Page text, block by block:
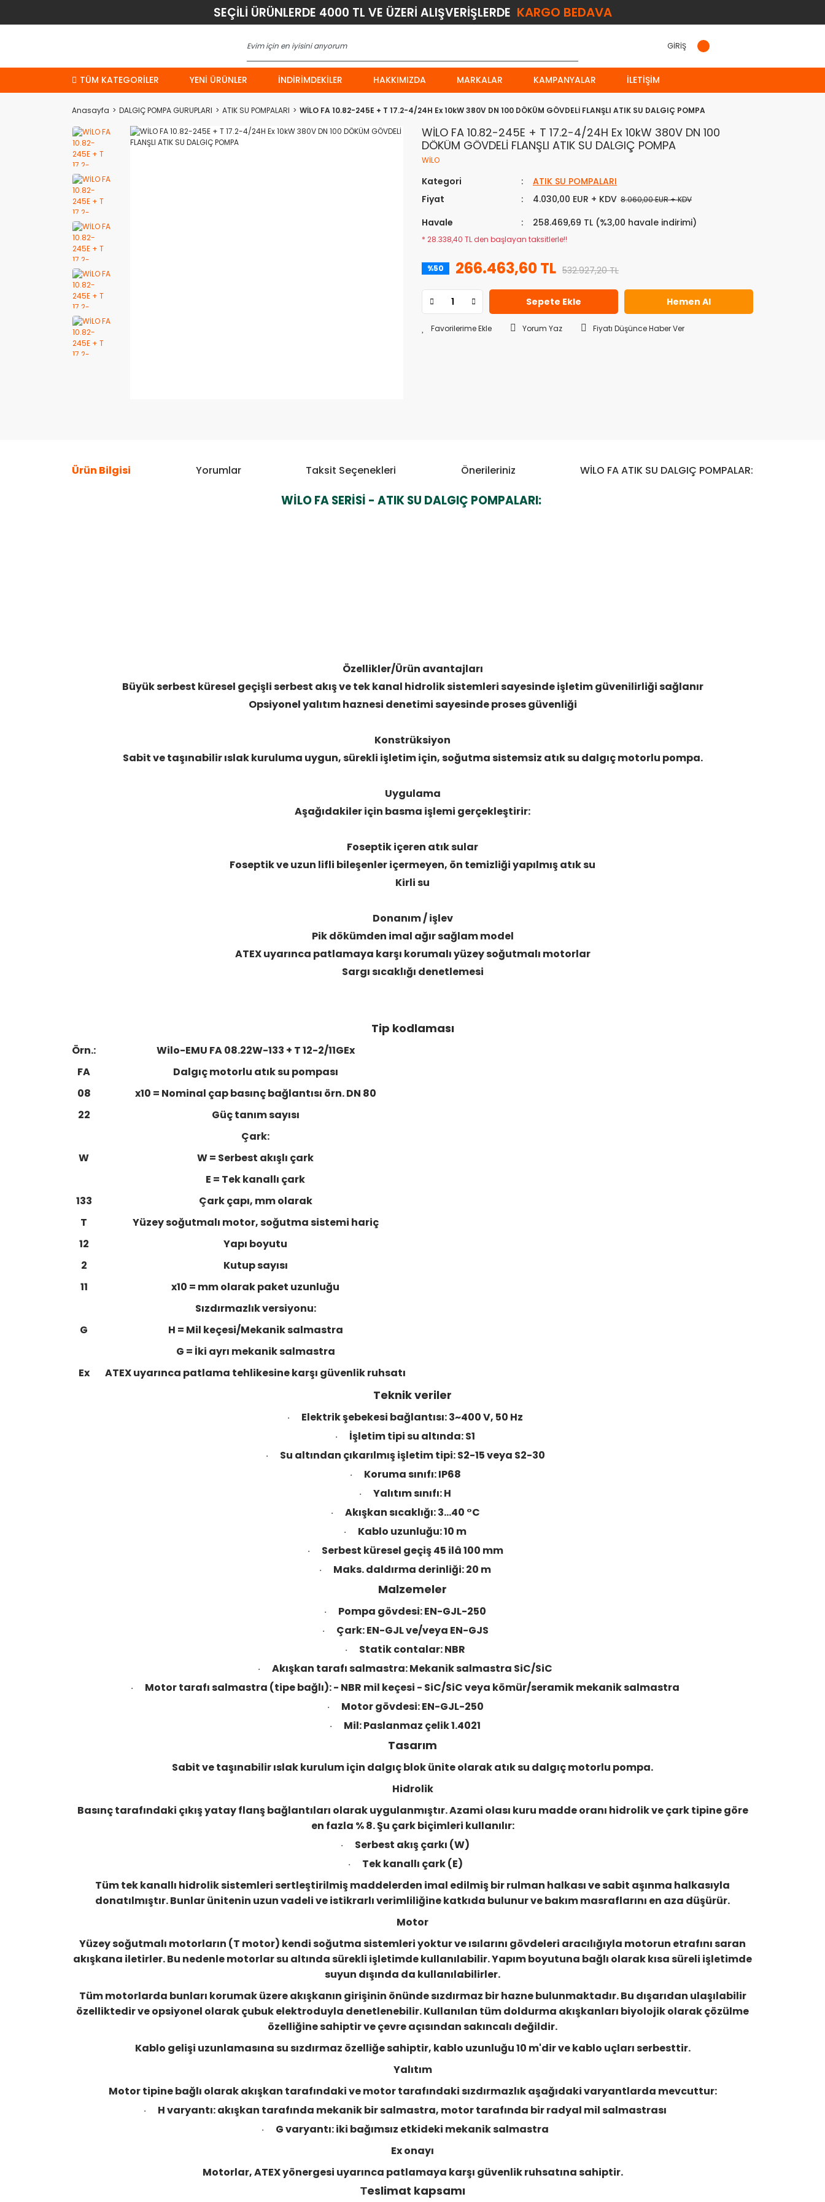
SEÇİLİ ÜRÜNLERDE 4000 TL VE ÜZERİ ALIŞVERİŞLERDE KARGO BEDAVA
GİRİŞ
TÜM KATEGORİLER YENI ÜRÜNLER İNDIRIMDEKILER HAKKIMIZDA MARKALAR KAMPANYALAR İLETIŞIM
Anasayfa DALGIÇ POMPA GURUPLARI ATIK SU POMPALARI WİLO FA 10.82-245E + T 17.2-4/24H Ex 10kW 380V DN 100 DÖKÜM GÖVDELİ FLANŞLI ATIK SU DALGIÇ POMPA
WİLO FA 10.82-245E + T 17.2-4/24H Ex 10kW 380V DN 100
DÖKÜM GÖVDELİ FLANŞLI ATIK SU DALGIÇ POMPA
WİLO
Kategori
ATIK SU POMPALARI
Fiyat
4.030,00 EUR + KDV 8.060,00 EUR + KDV
Havale 258.469,69 TL (%3,00 havale indirimi)
* 28.338,40 TL den başlayan taksitlerle!!
%50 266.463,60 TL 532.927,20 TL
Sepete Ekle Hemen Al
Yorum Yaz Fiyatı Düşünce Haber Ver
Ürün Bilgisi Yorumlar Taksit Seçenekleri Önerileriniz WİLO FA ATIK SU DALGIÇ POMPALAR:
WİLO FA SERİSİ - ATIK SU DALGIÇ POMPALARI:
Özellikler/Ürün avantajları
Büyük serbest küresel geçişli serbest akış ve tek kanal hidrolik sistemleri sayesinde işletim güvenilirliği sağlanır
Opsiyonel yalıtım haznesi denetimi sayesinde proses güvenliği
Konstrüksiyon
Sabit ve taşınabilir ıslak kuruluma uygun, sürekli işletim için, soğutma sistemsiz atık su dalgıç motorlu pompa.
Uygulama
Aşağıdakiler için basma işlemi gerçekleştirir:
Foseptik içeren atık sular
Foseptik ve uzun lifli bileşenler içermeyen, ön temizliği yapılmış atık su
Kirli su
Donanım / işlev
Pik dökümden imal ağır sağlam model
ATEX uyarınca patlamaya karşı korumalı yüzey soğutmalı motorlar
Sargı sıcaklığı denetlemesi
Tip kodlaması
Örn.:
Wilo-EMU FA 08.22W-133 + T 12-2/11GEx
FA
Dalgıç motorlu atık su pompası
08
x10 = Nominal çap basınç bağlantısı örn. DN 80
22
Güç tanım sayısı
W
Çark:
W = Serbest akışlı çark
E = Tek kanallı çark
133
Çark çapı, mm olarak
T
Yüzey soğutmalı motor, soğutma sistemi hariç
12
Yapı boyutu
2
Kutup sayısı
11
x10 = mm olarak paket uzunluğu
G
Sızdırmazlık versiyonu:
H = Mil keçesi/Mekanik salmastra
G = İki ayrı mekanik salmastra
Ex
ATEX uyarınca patlama tehlikesine karşı güvenlik ruhsatı
Teknik veriler
· Elektrik şebekesi bağlantısı: 3~400 V, 50 Hz
· İşletim tipi su altında: S1
· Su altından çıkarılmış işletim tipi: S2-15 veya S2-30
· Koruma sınıfı: IP68
· Yalıtım sınıfı: H
· Akışkan sıcaklığı: 3…40 °C
· Kablo uzunluğu: 10 m
· Serbest küresel geçiş 45 ilâ 100 mm
· Maks. daldırma derinliği: 20 m
Malzemeler
· Pompa gövdesi: EN-GJL-250
· Çark: EN-GJL ve/veya EN-GJS
· Statik contalar: NBR
· Akışkan tarafı salmastra: Mekanik salmastra SiC/SiC
· Motor tarafı salmastra (tipe bağlı): - NBR mil keçesi - SiC/SiC veya kömür/seramik mekanik salmastra
· Motor gövdesi: EN-GJL-250
· Mil: Paslanmaz çelik 1.4021
Tasarım
Sabit ve taşınabilir ıslak kurulum için dalgıç blok ünite olarak atık su dalgıç motorlu pompa.
Hidrolik
Basınç tarafındaki çıkış yatay flanş bağlantıları olarak uygulanmıştır. Azami olası kuru madde oranı hidrolik ve çark tipine göre
en fazla % 8. Şu çark biçimleri kullanılır:
· Serbest akış çarkı (W)
·
Tek kanallı çark (E)
Tüm tek kanallı hidrolik sistemleri sertleştirilmiş maddelerden imal edilmiş bir rulman halkası ve sabit aşınma halkasıyla
donatılmıştır. Bunlar ünitenin uzun vadeli ve istikrarlı verimliliğine katkıda bulunur ve bakım masraflarını en aza düşürür.
Motor
Yüzey soğutmalı motorların (T motor) kendi soğutma sistemleri yoktur ve ısılarını gövdeleri aracılığıyla motorun etrafını saran
akışkana iletirler. Bu nedenle motorlar su altında sürekli işletimde kullanılabilir. Yapım boyutuna bağlı olarak kısa süreli işletimde
suyun dışında da kullanılabilirler.
Tüm motorlarda bunları korumak üzere akışkanın girişinin önünde sızdırmaz bir hazne bulunmaktadır. Bu dışarıdan ulaşılabilir
özelliktedir ve opsiyonel olarak çubuk elektroduyla denetlenebilir. Kullanılan tüm doldurma akışkanları biyolojik olarak çözülme
özelliğine sahiptir ve çevre açısından sakıncalı değildir.
Kablo gelişi uzunlamasına su sızdırmaz özelliğe sahiptir, kablo uzunluğu 10 m'dir ve kablo uçları serbesttir.
Yalıtım
Motor tipine bağlı olarak akışkan tarafındaki ve motor tarafındaki sızdırmazlık aşağıdaki varyantlarda mevcuttur:
· H varyantı: akışkan tarafında mekanik bir salmastra, motor tarafında bir radyal mil salmastrası
·
G varyantı: iki bağımsız etkideki mekanik salmastra
Ex onayı
Motorlar, ATEX yönergesi uyarınca patlamaya karşı güvenlik ruhsatına sahiptir.
Тeslimat kapsamı